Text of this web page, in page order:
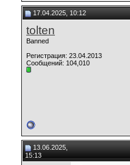
17.04.2025, 10:12
tolten
Banned
Регистрация: 23.04.2013
Сообщений: 104,010
13.06.2025,
15:13